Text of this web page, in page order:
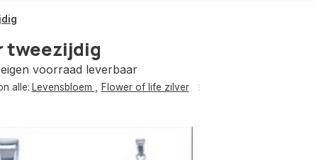
tweezijdig
voorraad leverbaar
alle: Levensbloem Flower of life zilver